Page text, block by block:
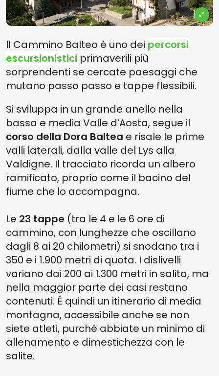
Il Cammino Balteo è uno dei percorsi
escursionistici primaverili più
sorprendenti se cercate paesaggi che
mutano passo passo e tappe flessibili.
Si sviluppa in un grande anello nella
bassa e media Valle d’Aosta, segue il
corso della Dora Baltea e risale le prime
valli laterali, dalla valle del Lys alla
Valdigne. Il tracciato ricorda un albero
ramificato, proprio come il bacino del
fiume che lo accompagna.
Le 23 tappe (tra le 4 e le 6 ore di
cammino, con lunghezze che oscillano
dagli 8 ai 20 chilometri) si snodano tra i
350 e i 1.900 metri di quota. I dislivelli
variano dai 200 ai 1.300 metri in salita, ma
nella maggior parte dei casi restano
contenuti. È quindi un itinerario di media
montagna, accessibile anche se non
siete atleti, purché abbiate un minimo di
allenamento e dimestichezza con le
salite.